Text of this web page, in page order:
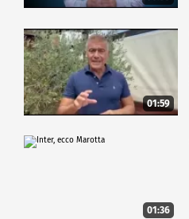
01:59
01:36